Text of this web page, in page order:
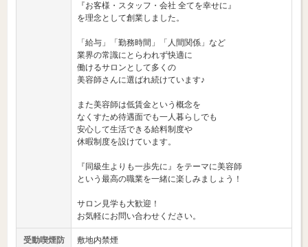
『お客様・スタッフ・会社 全てを幸せに』
を理念として創業しました。
「給与」「勤務時間」「人間関係」など
業界の常識にとらわれず快適に
働けるサロンとして多くの
美容師さんに選ばれ続けています♪
また美容師は低賃金という概念を
なくすため待遇面でも一人暮らしでも
安心して生活できる給料制度や
休暇制度を設けています。
『同級生よりも一歩先に』をテーマに美容師
という最高の職業を一緒に楽しみましょう！
サロン見学も大歓迎！
お気軽にお問い合わせください。
受動喫煙防
敷地内禁煙